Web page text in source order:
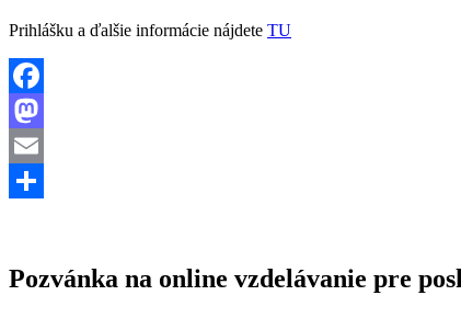
Prihlášku a ďalšie informácie nájdete TU
Facebook
Mastodon
Email
Pozvánka na online vzdelávanie pre